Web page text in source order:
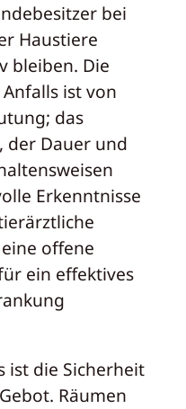
bei
Haustiere
bleiben. Die
ist von
das
der Dauer und
Erkenntnisse
offene
ein effektives
ist die Sicherheit
Räumen